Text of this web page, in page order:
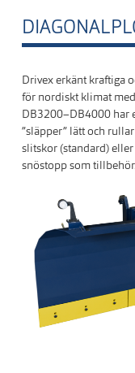
Drivex erkänt kraftiga
för nordiskt klimat
DB3200–DB4000 har
”släpper” lätt och
slitskor (standard)
snöstopp som tillbehör.